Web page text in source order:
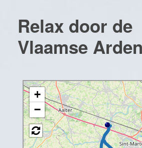
Relax door de
Vlaamse
+
−